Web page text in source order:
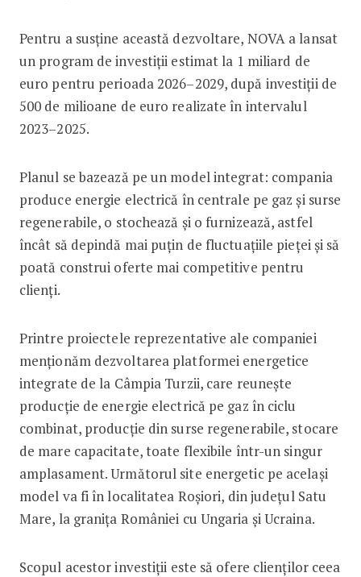
Pentru a susține această dezvoltare, NOVA a lansat
un program de investiții estimat la 1 miliard de
euro pentru perioada 2026–2029, după investiții de
500 de milioane de euro realizate în intervalul
2023–2025.
Planul se bazează pe un model integrat: compania
produce energie electrică în centrale pe gaz și surse
regenerabile, o stochează și o furnizează, astfel
încât să depindă mai puțin de fluctuațiile pieței și să
poată construi oferte mai competitive pentru
clienți.
Printre proiectele reprezentative ale companiei
menționăm dezvoltarea platformei energetice
integrate de la Câmpia Turzii, care reunește
producție de energie electrică pe gaz în ciclu
combinat, producție din surse regenerabile, stocare
de mare capacitate, toate flexibile într-un singur
amplasament. Următorul site energetic pe același
model va fi în localitatea Roșiori, din județul Satu
Mare, la granița României cu Ungaria și Ucraina.
Scopul acestor investiții este să ofere clienților ceea